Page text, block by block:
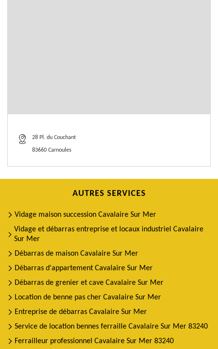
28 Pl. du Couchant
83660 Carnoules
AUTRES SERVICES
Vidage maison succession Cavalaire Sur Mer
Vidage et débarras entreprise et locaux industriel Cavalaire
Sur Mer
Débarras de maison Cavalaire Sur Mer
Débarras d'appartement Cavalaire Sur Mer
Débarras de grenier et cave Cavalaire Sur Mer
Location de benne pas cher Cavalaire Sur Mer
Entreprise de débarras Cavalaire Sur Mer
Service de location bennes ferraille Cavalaire Sur Mer 83240
Ferrailleur professionnel Cavalaire Sur Mer 83240